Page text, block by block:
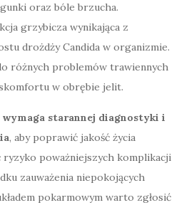
oraz bóle brzucha.
grzybicza wynikająca z
drożdży Candida w organizmie.
różnych problemów trawiennych
w obrębie jelit.
wymaga starannej diagnostyki i
, aby poprawić jakość życia
poważniejszych komplikacji
zauważenia niepokojących
pokarmowym warto zgłosić